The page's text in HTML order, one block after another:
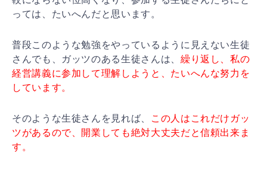
っては、たいへんだと思います。
普段このような勉強をやっているように見えない生徒
さんでも、ガッツのある生徒さんは、 繰り返し、私の
経営講義に参加して理解しようと、たいへんな努力を
しています。
そのような生徒さんを見れば、
この人はこれだけガッ
ツがあるので、開業しても絶対大丈夫だと信頼出来ま
す。